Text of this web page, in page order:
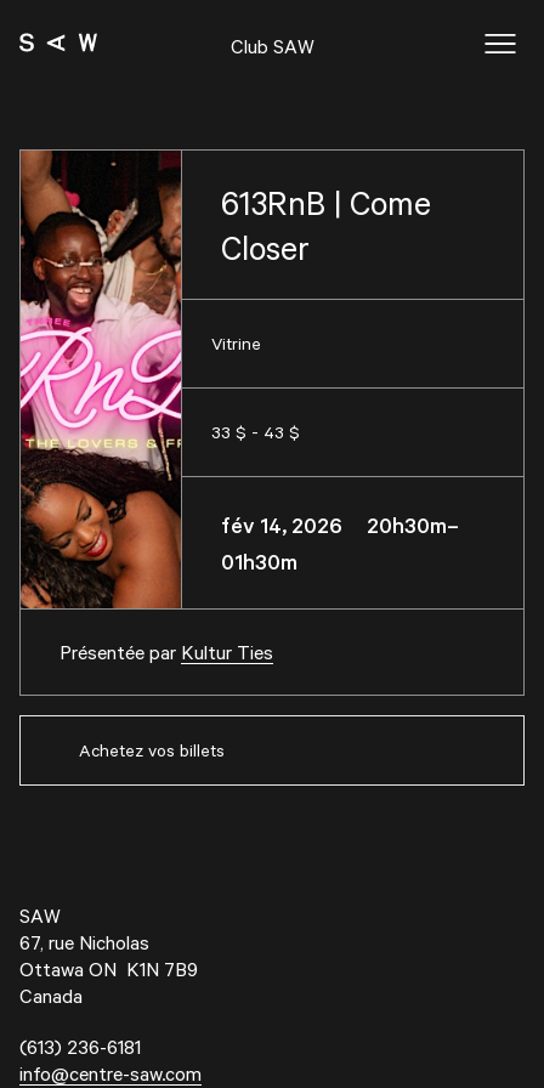
Club SAW
613RnB | Come
Closer
Vitrine
33 $ - 43 $
fév 14, 2026 20h30m–
01h30m
Présentée par Kultur Ties
Achetez vos billets
SAW
67, rue Nicholas
Ottawa ON K1N 7B9
Canada
(613) 236-6181
info@centre-saw.com